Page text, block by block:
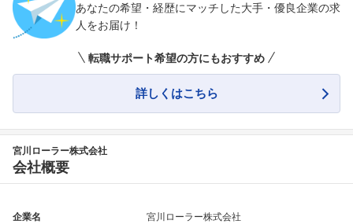
あなたの希望・経歴にマッチした大手・優良企業の求
人をお届け！
転職サポート希望の方にもおすすめ
詳しくはこちら
宮川ローラー株式会社
会社概要
企業名 宮川ローラー株式会社